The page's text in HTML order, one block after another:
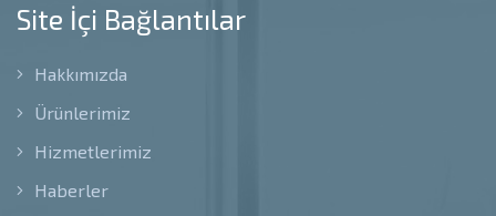
Site İçi Bağlantılar
Hakkımızda
Ürünlerimiz
Hizmetlerimiz
Haberler